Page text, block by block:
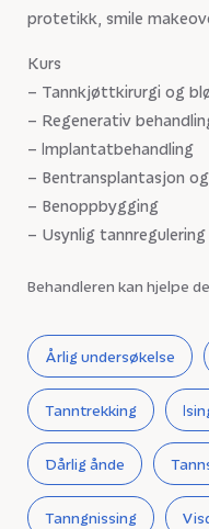
protetikk, smile
Kurs
– Tannkjøttkirurgi og
– Regenerativ
– Implantatbehandling
– Bentransplantasjon
– Benoppbygging
– Usynlig tannregulering
Behandleren kan hjelpe
Årlig undersøkelse
Tanntrekking
Dårlig ånde
Tanngnissing